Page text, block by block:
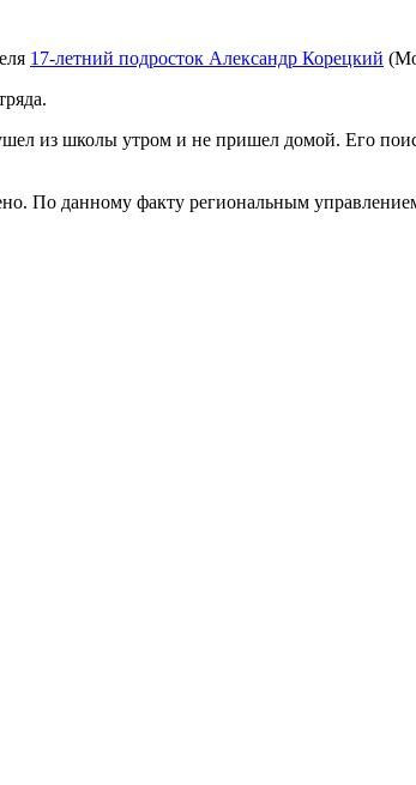
17-летний подросток Александр Корецкий
из школы утром и не пришел домой. Его
По данному факту региональным